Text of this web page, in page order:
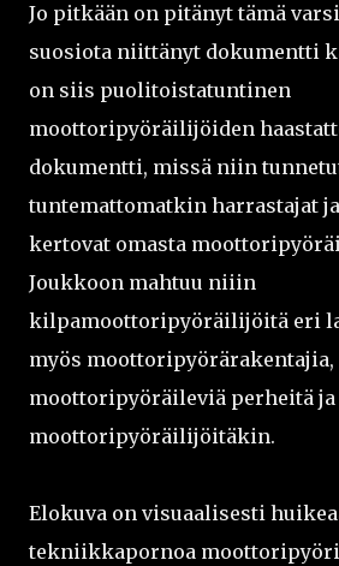
Jo pitkään on pitänyt tämä
suosiota niittänyt dokumentti
on siis puolitoistatuntinen
moottoripyöräilijöiden
dokumentti, missä niin
tuntemattomatkin harrastajat
kertovat omasta
Joukkoon mahtuu niiin
kilpamoottoripyöräilijöitä eri
myös moottoripyörärakentajia,
moottoripyöräileviä perheitä
moottoripyöräilijöitäkin.
Elokuva on visuaalisesti
tekniikkapornoa